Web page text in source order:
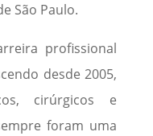
São Paulo.
profissional
desde 2005,
cirúrgicos e
foram uma